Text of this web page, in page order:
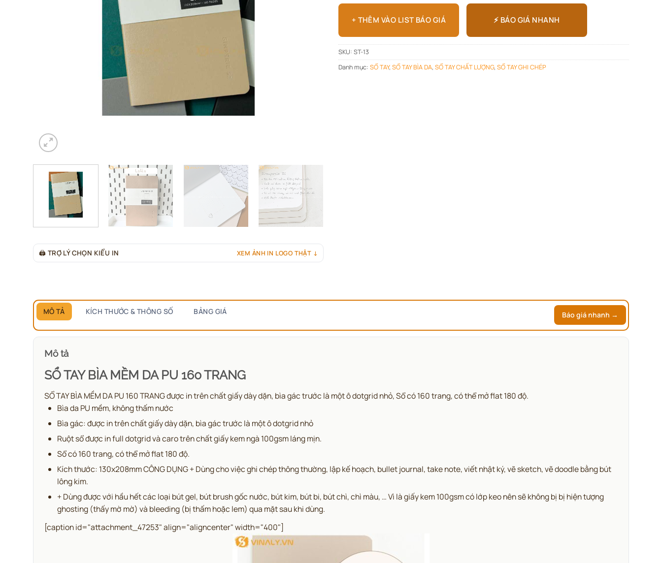
🖨 TRỢ LÝ CHỌN KIỂU IN XEM ẢNH IN LOGO THẬT ↓
+ THÊM VÀO LIST BÁO GIÁ ⚡ BÁO GIÁ NHANH
SKU: ST-13
Danh mục: SỔ TAY, SỔ TAY BÌA DA, SỔ TAY CHẤT LƯỢNG, SỔ TAY GHI CHÉP
MÔ TẢ KÍCH THƯỚC & THÔNG SỐ BẢNG GIÁ Báo giá nhanh →
Mô tả
SỔ TAY BÌA MỀM DA PU 160 TRANG
SỔ TAY BÌA MỀM DA PU 160 TRANG được in trên chất giấy dày dặn, bìa gác trước là một ô dotgrid nhỏ, Sổ có 160 trang, có thể mở flat 180 độ.
Bìa da PU mềm, không thấm nước
Bìa gác: được in trên chất giấy dày dặn, bìa gác trước là một ô dotgrid nhỏ
Ruột sổ được in full dotgrid và caro trên chất giấy kem ngà 100gsm láng mịn.
Sổ có 160 trang, có thể mở flat 180 độ.
Kích thước: 130x208mm CÔNG DỤNG + Dùng cho việc ghi chép thông thường, lập kế hoạch, bullet journal, take note, viết nhật ký, vẽ sketch, vẽ doodle bằng bút
lông kim.
+ Dùng được với hầu hết các loại bút gel, bút brush gốc nước, bút kim, bút bi, bút chì, chì màu, … Vì là giấy kem 100gsm có lớp keo nên sẽ không bị bị hiện tượng
ghosting (thấy mờ mờ) và bleeding (bị thấm hoặc lem) qua mặt sau khi dùng.
[caption id="attachment_47253" align="aligncenter" width="400"]